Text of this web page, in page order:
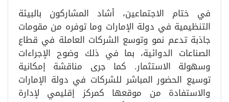
في ختام الاجتماعين، أشاد المشاركون بالبيئة
التنظيمية في دولة الإمارات وما توفره من مقومات
جاذبة تدعم نمو وتوسع الشركات العاملة في قطاع
الصناعات الدوائية، بما في ذلك وضوح الإجراءات
وسهولة الاستثمار. كما جرى مناقشة إمكانية
توسيع الحضور المباشر للشركات في دولة الإمارات
والاستفادة من موقعها كمركز إقليمي لإدارة